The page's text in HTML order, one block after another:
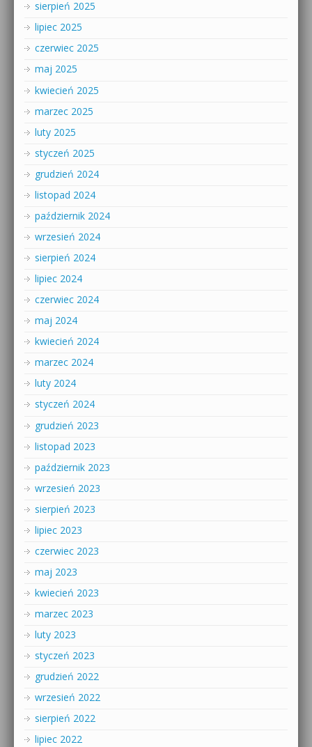
sierpień 2025
lipiec 2025
czerwiec 2025
maj 2025
kwiecień 2025
marzec 2025
luty 2025
styczeń 2025
grudzień 2024
listopad 2024
październik 2024
wrzesień 2024
sierpień 2024
lipiec 2024
czerwiec 2024
maj 2024
kwiecień 2024
marzec 2024
luty 2024
styczeń 2024
grudzień 2023
listopad 2023
październik 2023
wrzesień 2023
sierpień 2023
lipiec 2023
czerwiec 2023
maj 2023
kwiecień 2023
marzec 2023
luty 2023
styczeń 2023
grudzień 2022
wrzesień 2022
sierpień 2022
lipiec 2022